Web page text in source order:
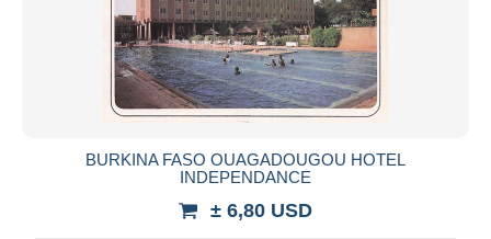
BURKINA FASO OUAGADOUGOU HOTEL
INDEPENDANCE
± 6,80 USD